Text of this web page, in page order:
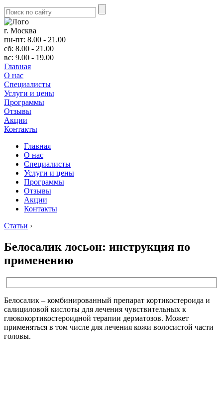
г. Москва
пн-пт: 8.00 - 21.00
сб: 8.00 - 21.00
вс: 9.00 - 19.00
Главная
О нас
Cпециалисты
Услуги и цены
Программы
Отзывы
Акции
Контакты
Главная
О нас
Cпециалисты
Услуги и цены
Программы
Отзывы
Акции
Контакты
Статьи ›
Белосалик лосьон: инструкция по
применению
Белосалик – комбинированный препарат кортикостероида и
салициловой кислоты для лечения чувствительных к
глюкокортикостероидной терапии дерматозов. Может
применяться в том числе для лечения кожи волосистой части
головы.